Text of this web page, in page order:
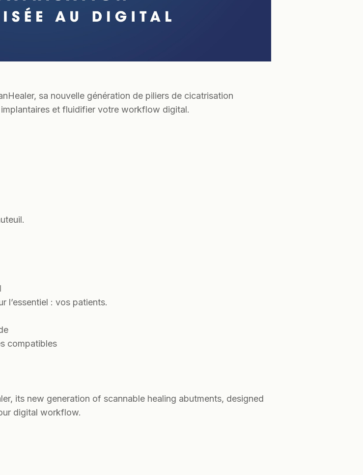
sa nouvelle génération de piliers de cicatrisation
et fluidifier votre workflow digital.
l’essentiel : vos patients.
compatibles
its new generation of scannable healing abutments, designed
digital workflow.